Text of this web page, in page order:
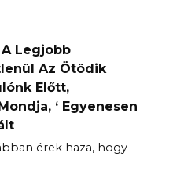
Legjobb
Az Ötödik
Előtt,
‘ Egyenesen
érek haza, hogy